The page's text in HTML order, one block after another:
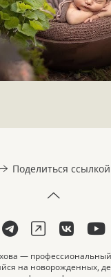
Поделиться ссылкой
—
на новорожденных,